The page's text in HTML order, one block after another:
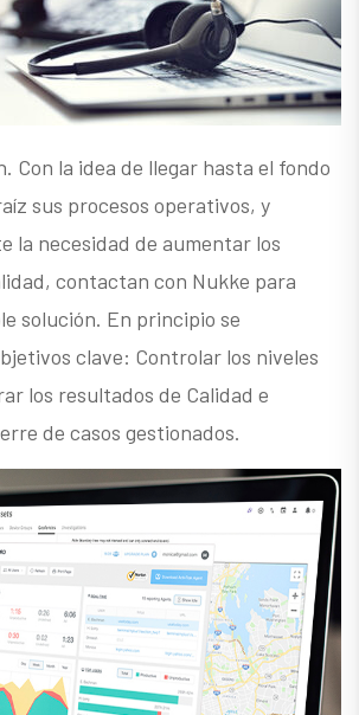
Con la idea de llegar hasta el fondo
sus procesos operativos, y
la necesidad de aumentar los
contactan con Nukke para
solución. En principio se
clave: Controlar los niveles
los resultados de Calidad e
de casos gestionados.